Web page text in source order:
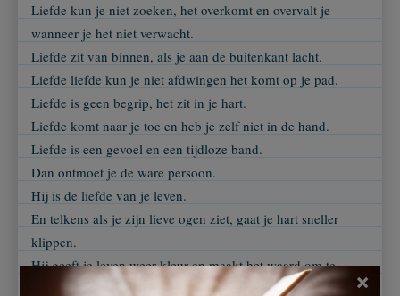
Liefde kun je niet zoeken, het overkomt en overvalt je
wanneer je het niet verwacht.
Liefde zit van binnen, als je aan de buitenkant lacht.
Liefde liefde kun je niet afdwingen het komt op je pad.
Liefde is geen begrip, het zit in je hart.
Liefde komt naar je toe en heb je zelf niet in de hand.
Liefde is een gevoel en een tijdloze band.
Dan ontmoet je de ware persoon.
Hij is de liefde van je leven.
En telkens als je zijn lieve ogen ziet, gaat je hart sneller
klippen.
Hij geeft je leven weer kleur en maakt het waard om te
×